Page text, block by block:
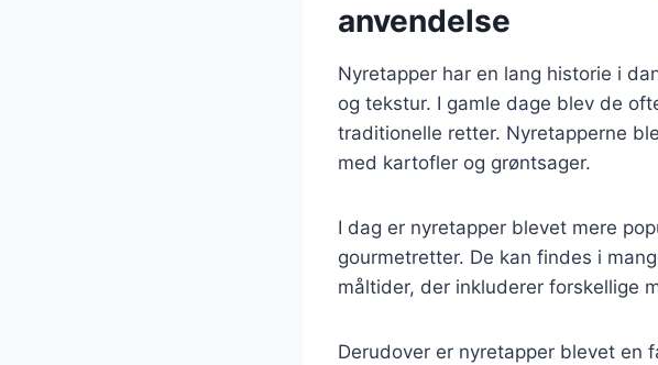
anvendelse
Nyretapper har en lang historie i
og tekstur. I gamle dage blev de
traditionelle retter. Nyretapperne
med kartofler og grøntsager.
I dag er nyretapper blevet mere
gourmetretter. De kan findes i
måltider, der inkluderer forskellige
Derudover er nyretapper blevet en